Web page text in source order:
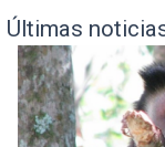
Últimas